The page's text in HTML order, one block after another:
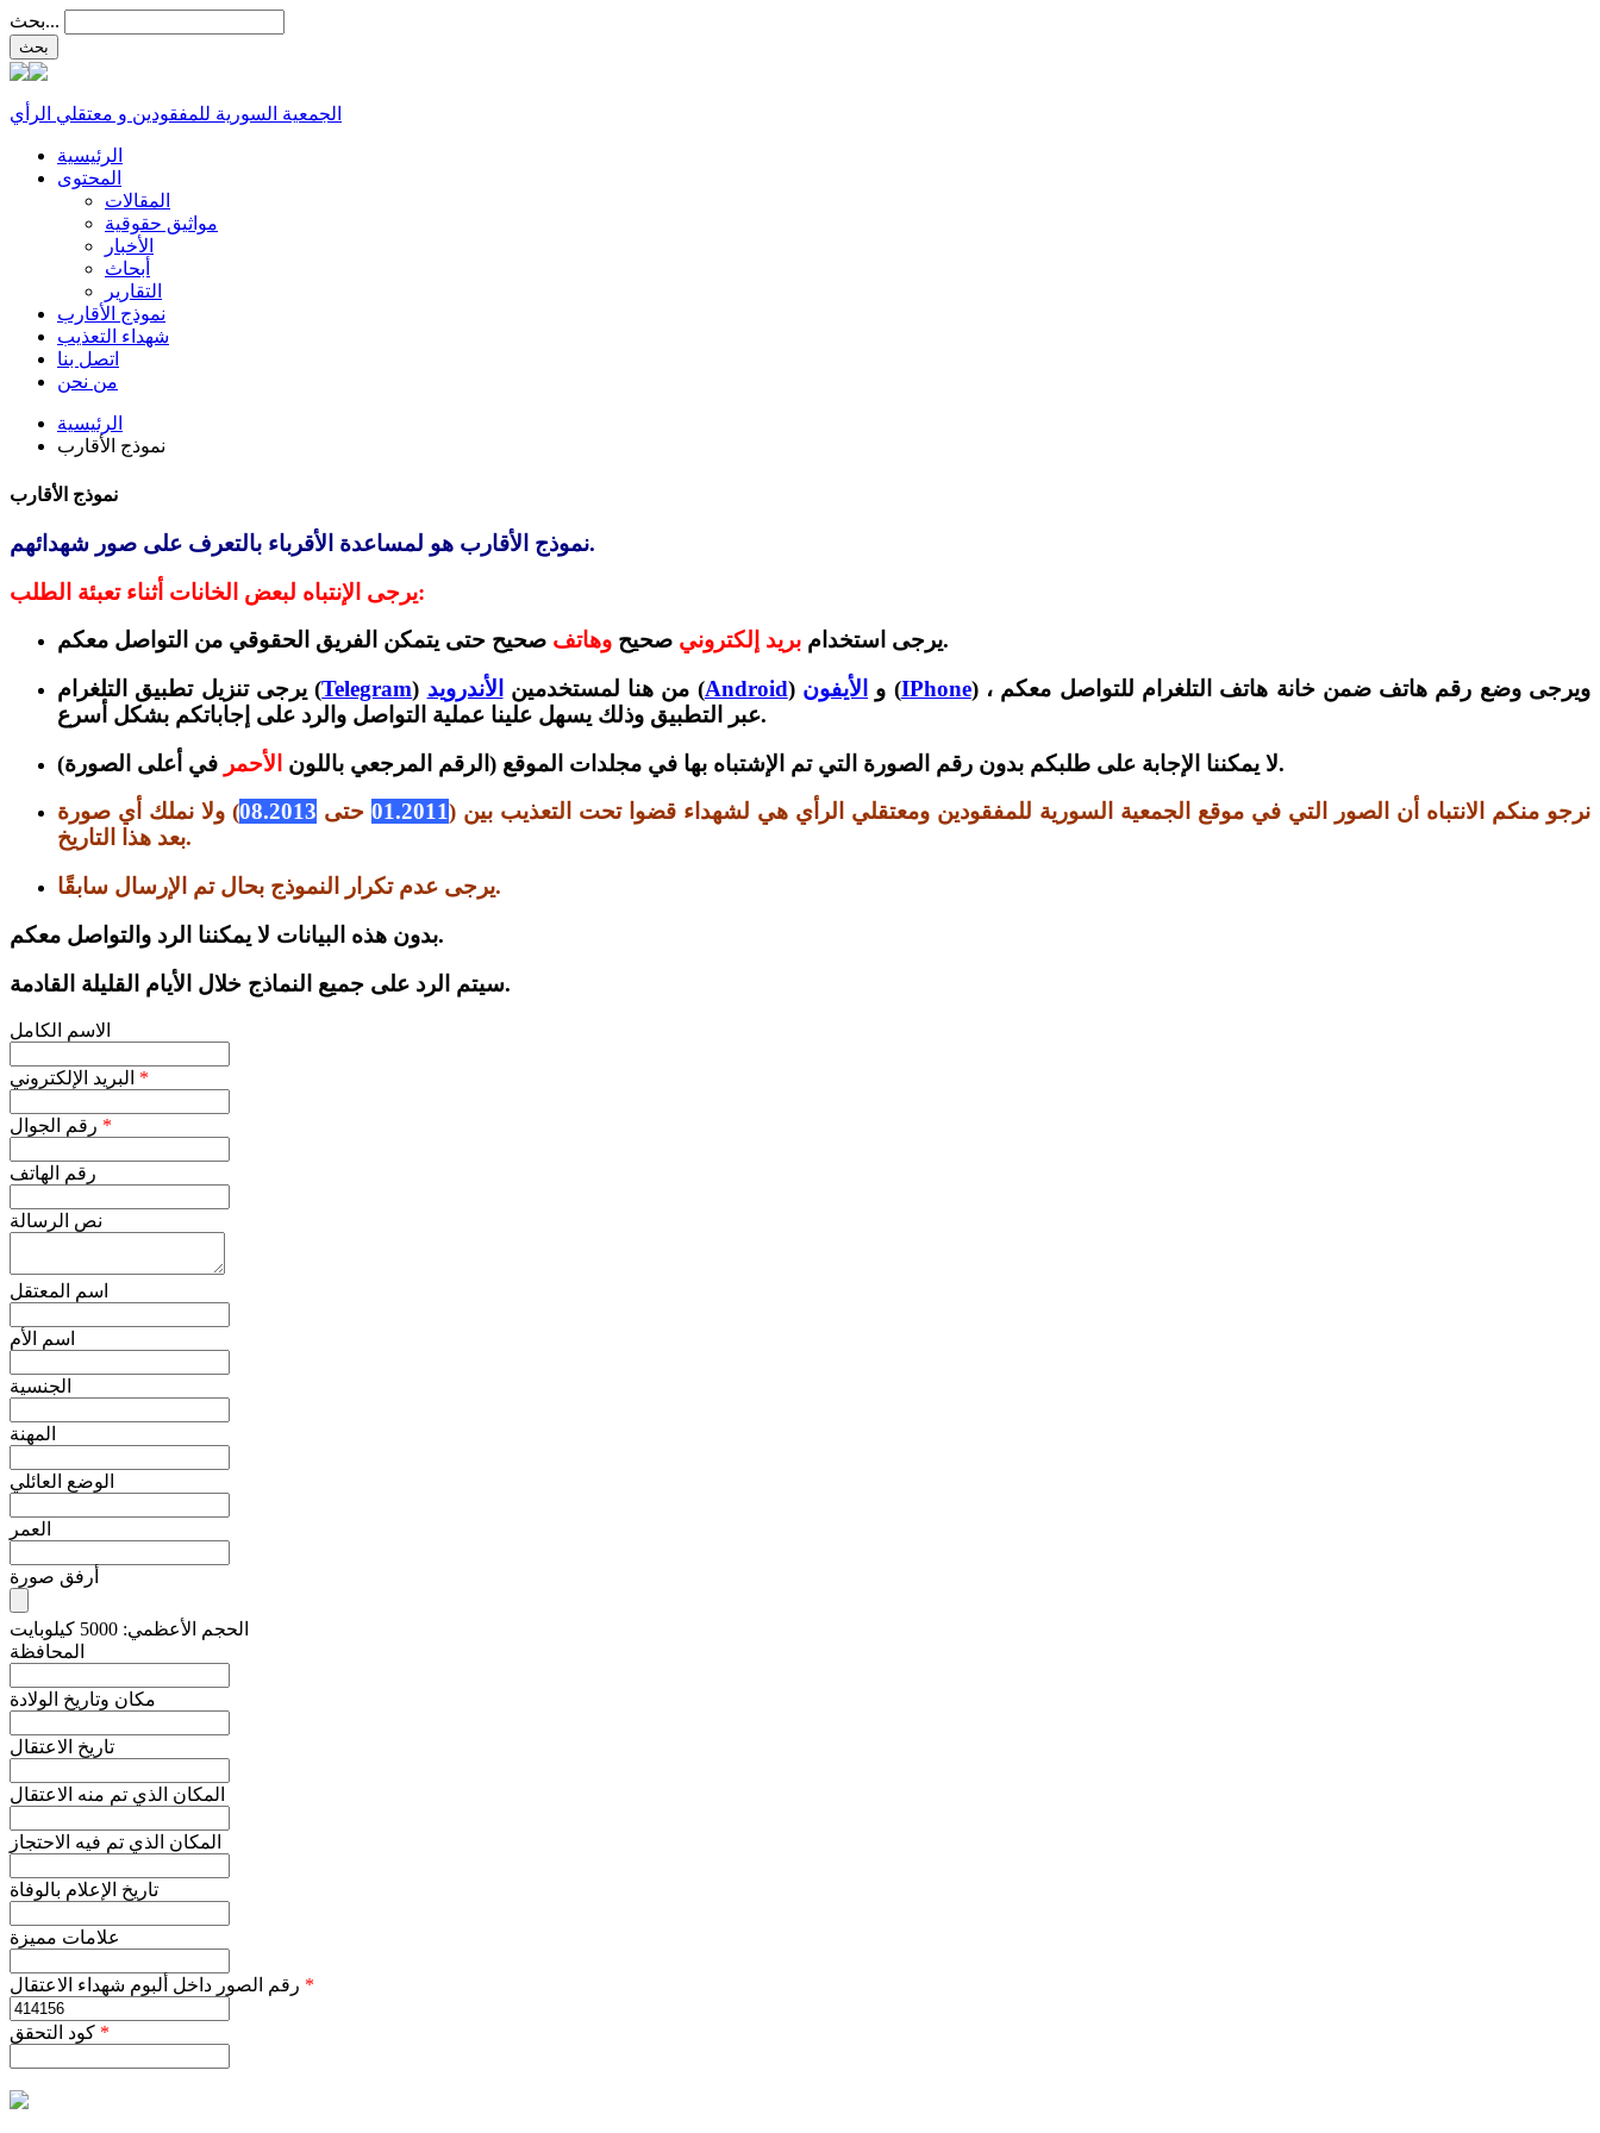
بحث...
الجمعية السورية للمفقودين و معتقلي الرأي
الرئيسية
المحتوى
المقالات
مواثيق حقوقية
الأخبار
أبحاث
التقارير
نموذج الأقارب
شهداء التعذيب
اتصل بنا
من نحن
الرئيسية
نموذج الأقارب
نموذج الأقارب
نموذج الأقارب هو لمساعدة الأقرباء بالتعرف على صور شهدائهم.
يرجى الإنتباه لبعض الخانات أثناء تعبئة الطلب:
يرجى استخدام بريد إلكتروني صحيح وهاتف
صحيح حتى يتمكن الفريق الحقوقي من التواصل معكم.
يرجى تنزيل تطبيق التلغرام (Telegram ) من هنا لمستخدمين الأندرويد (Android ) و الأيفون (IPhone) ، ويرجى وضع رقم هاتف ضمن خانة هاتف التلغرام للتواصل معكم
عبر التطبيق وذلك يسهل علينا عملية التواصل والرد على إجاباتكم بشكل أسرع.
لا يمكننا الإجابة على طلبكم بدون رقم الصورة التي تم الإشتباه بها في مجلدات الموقع (الرقم المرجعي باللون الأحمر في أعلى الصورة
).
نرجو منكم الانتباه أن الصور التي في موقع الجمعية السورية للمفقودين ومعتقلي الرأي هي لشهداء قضوا تحت التعذيب بين (01.2011 حتى 08.2013) ولا نملك أي صورة
بعد هذا التاريخ.
يرجى عدم تكرار النموذج بحال تم الإرسال سابقًا.
بدون هذه البيانات لا يمكننا الرد والتواصل معكم.
سيتم الرد على جميع النماذج خلال الأيام القليلة القادمة.
الاسم الكامل
*
*
رقم الهاتف
نص الرسالة
اسم المعتقل
اسم الأم
الجنسية
المهنة
الوضع العائلي
العمر
أرفق صورة
الحجم الأعظمي: 5000 كيلوبايت
المحافظة
مكان وتاريخ الولادة
تاريخ الاعتقال
المكان الذي تم منه الاعتقال
المكان الذي تم فيه الاحتجاز
تاريخ الإعلام بالوفاة
علامات مميزة
*
*